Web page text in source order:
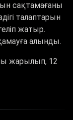
сақтамағаны
талаптарын
жатыр.
алынды.
жарылып, 12